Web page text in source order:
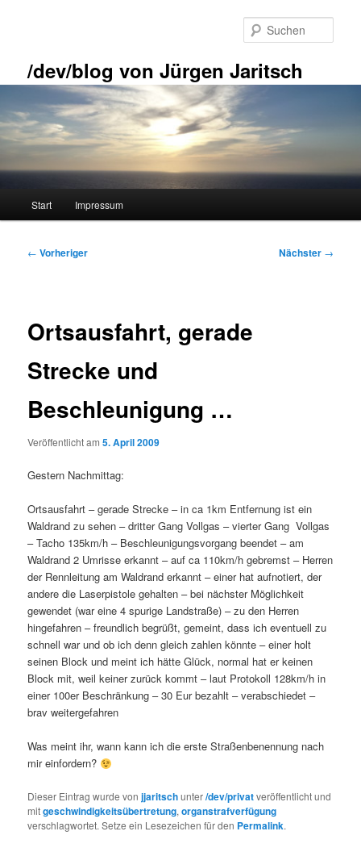
/dev/blog von Jürgen Jaritsch
Start Impressum
Beitragsnavigation
← Vorheriger Nächster →
Ortsausfahrt, gerade
Strecke und
Beschleunigung …
Veröffentlicht am5. April 2009
Gestern Nachmittag:
Ortsausfahrt – gerade Strecke – in ca 1km Entfernung ist ein
Waldrand zu sehen – dritter Gang Vollgas – vierter Gang Vollgas
– Tacho 135km/h – Beschleunigungsvorgang beendet – am
Waldrand 2 Umrisse erkannt – auf ca 110km/h gebremst – Herren
der Rennleitung am Waldrand erkannt – einer hat aufnotiert, der
andere die Laserpistole gehalten – bei nächster Möglichkeit
gewendet (war eine 4 spurige Landstraße) – zu den Herren
hingefahren – freundlich begrüßt, gemeint, dass ich eventuell zu
schnell war und ob ich denn gleich zahlen könnte – einer holt
seinen Block und meint ich hätte Glück, normal hat er keinen
Block mit, weil keiner zurück kommt – laut Protokoll 128km/h in
einer 100er Beschränkung – 30 Eur bezahlt – verabschiedet –
brav weitergefahren
Was meint ihr, wann kann ich die erste Straßenbenennung nach
mir einfordern?
Dieser Eintrag wurde vonjjaritschunter/dev/privatveröffentlicht und
mitgeschwindigkeitsübertretung,organstrafverfügung
verschlagwortet. Setze ein Lesezeichen für den Permalink.